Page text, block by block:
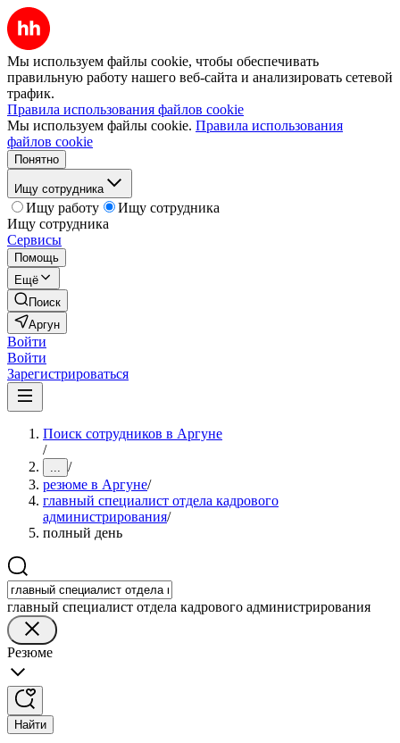
Мы используем файлы cookie, чтобы обеспечивать
правильную работу нашего веб-сайта и анализировать сетевой
трафик.
Правила использования файлов cookie
Мы используем файлы cookie. Правила использования
файлов cookie
Понятно
Ищу сотрудника
Ищу работу
Ищу сотрудника
Ищу сотрудника
Сервисы
Помощь
Ещё
Поиск
Аргун
Войти
Войти
Зарегистрироваться
Поиск сотрудников в Аргуне
/
... /
резюме в Аргуне/
главный специалист отдела кадрового
администрирования/
полный день
главный специалист отдела кадрового администрирования
Резюме
Найти